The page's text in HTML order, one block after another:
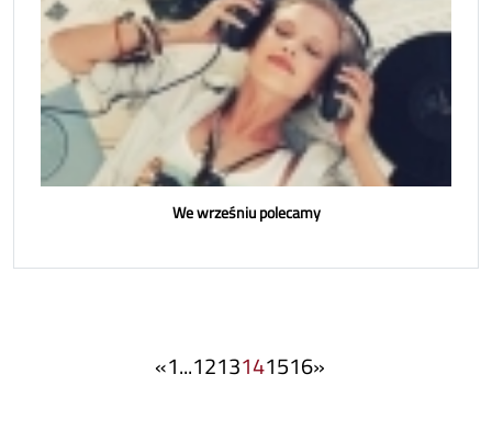
We wrześniu polecamy
«1...1213141516»